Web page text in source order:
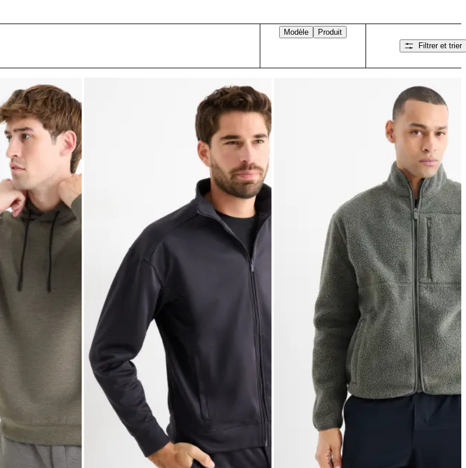
Modèle
Produit
Filtrer et trier